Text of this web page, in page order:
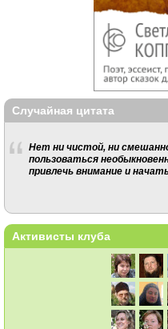
Случайная цитата
Нет ни чистой, ни
пользоваться
привлечь внимание и
Активисты клуба